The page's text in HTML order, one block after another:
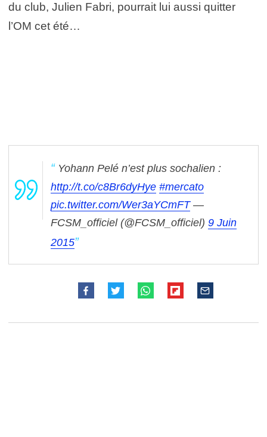
du club, Julien Fabri, pourrait lui aussi quitter
l’OM cet été…
Yohann Pelé n’est plus sochalien :
http://t.co/c8Br6dyHye #mercato
pic.twitter.com/Wer3aYCmFT —
FCSM_officiel (@FCSM_officiel) 9 Juin
2015